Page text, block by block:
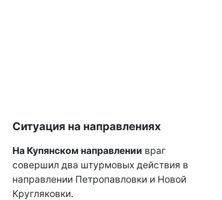
Ситуация на направлениях
На Купянском направлении враг
совершил два штурмовых действия в
направлении Петропавловки и Новой
Кругляковки.